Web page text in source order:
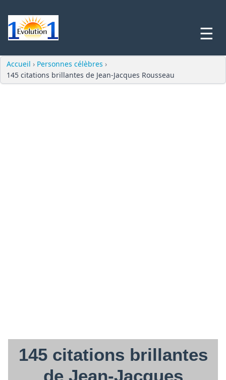
☰
Accueil › Personnes célèbres ›
145 citations brillantes de Jean-Jacques Rousseau
145 citations brillantes
de Jean-Jacques